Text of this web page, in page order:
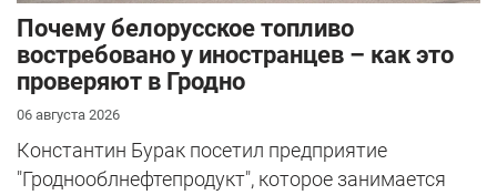
Почему белорусское топливо
востребовано у иностранцев – как это
проверяют в Гродно
06 августа 2026
Константин Бурак посетил предприятие
"Гроднооблнефтепродукт", которое занимается